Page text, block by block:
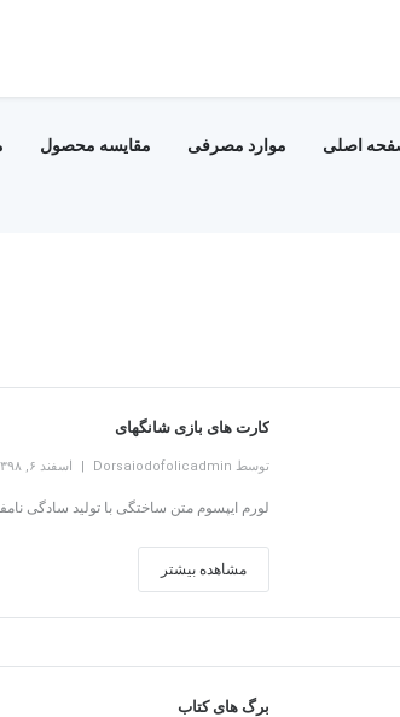
اصلی موارد مصرفی مقایسه محصول
کارت های بازی شانگهای
توسط Dorsaiodofolicadmin اسفند ۶, ۱۳۹۸
لورم ایپسوم متن ساختگی با تولید سادگی
مشاهده بیشتر
برگ های کتاب